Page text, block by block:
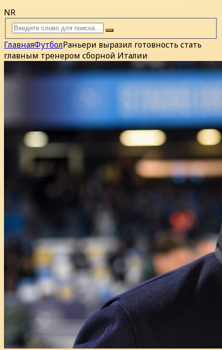
NR
ГлавнаяФутболРаньери выразил готовность стать
главным тренером сборной Италии